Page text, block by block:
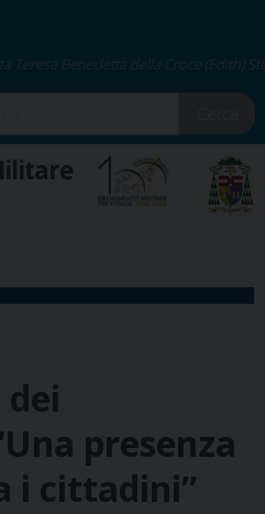
Teresa Benedetta della Croce (Edith)
presenza
i cittadini”